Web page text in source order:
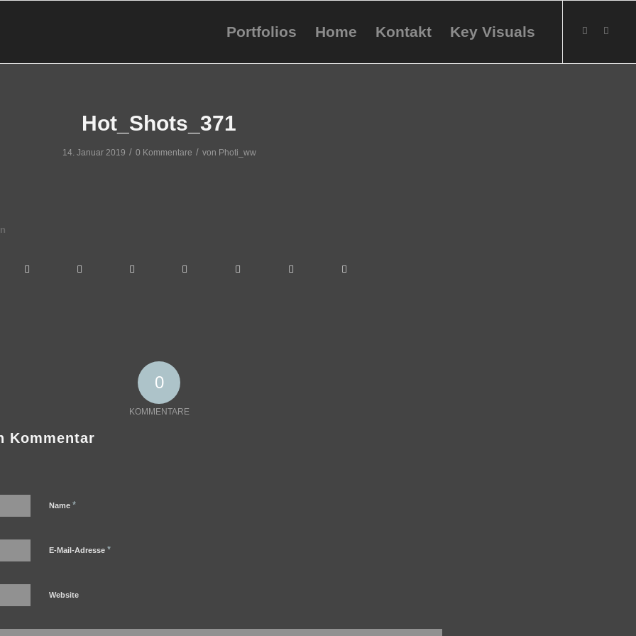
Portfolios Home Kontakt Key Visuals
Hot_Shots_371
14. Januar 2019 / 0 Kommentare / von Photi_ww
0
KOMMENTARE
Kommentar
Name *
E-Mail-Adresse *
Website